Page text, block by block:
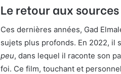
Le retour aux
Ces dernières années, Gad
sujets plus profonds. En 2022,
peu, dans lequel il raconte son
foi. Ce film, touchant et